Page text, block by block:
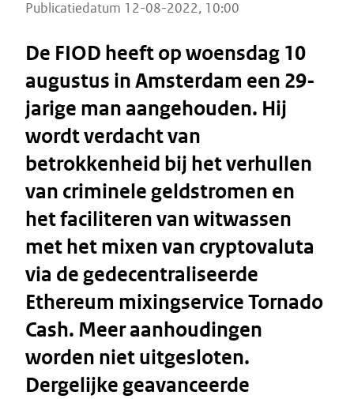
Publicatiedatum 12-08-2022, 10:00
De FIOD heeft op woensdag 10
augustus in Amsterdam een 29-
jarige man aangehouden. Hij
wordt verdacht van
betrokkenheid bij het verhullen
van criminele geldstromen en
het faciliteren van witwassen
met het mixen van cryptovaluta
via de gedecentraliseerde
Ethereum mixingservice Tornado
Cash. Meer aanhoudingen
worden niet uitgesloten.
Dergelijke geavanceerde